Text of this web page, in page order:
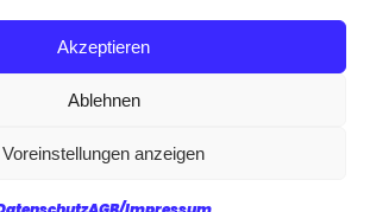
Akzeptieren
Ablehnen
Voreinstellungen anzeigen